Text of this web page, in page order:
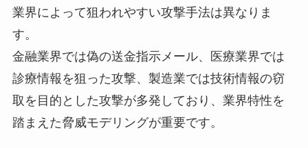
業界によって狙われやすい攻撃手法は異なりま
す。
金融業界では偽の送金指示メール、医療業界では
診療情報を狙った攻撃、製造業では技術情報の窃
取を目的とした攻撃が多発しており、業界特性を
踏まえた脅威モデリングが重要です。